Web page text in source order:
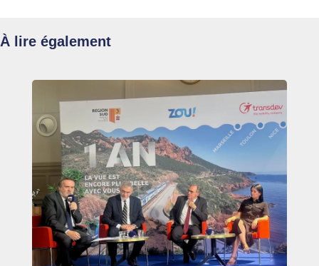
À lire également